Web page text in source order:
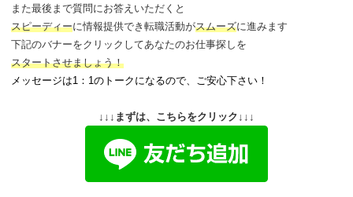
また最後まで質問にお答えいただくと
スピーディーに情報提供でき転職活動がスムーズに進みます
下記のバナーをクリックしてあなたのお仕事探しを
スタートさせましょう！
メッセージは1：1のトークになるので、ご安心下さい！
↓↓↓まずは、こちらをクリック↓↓↓